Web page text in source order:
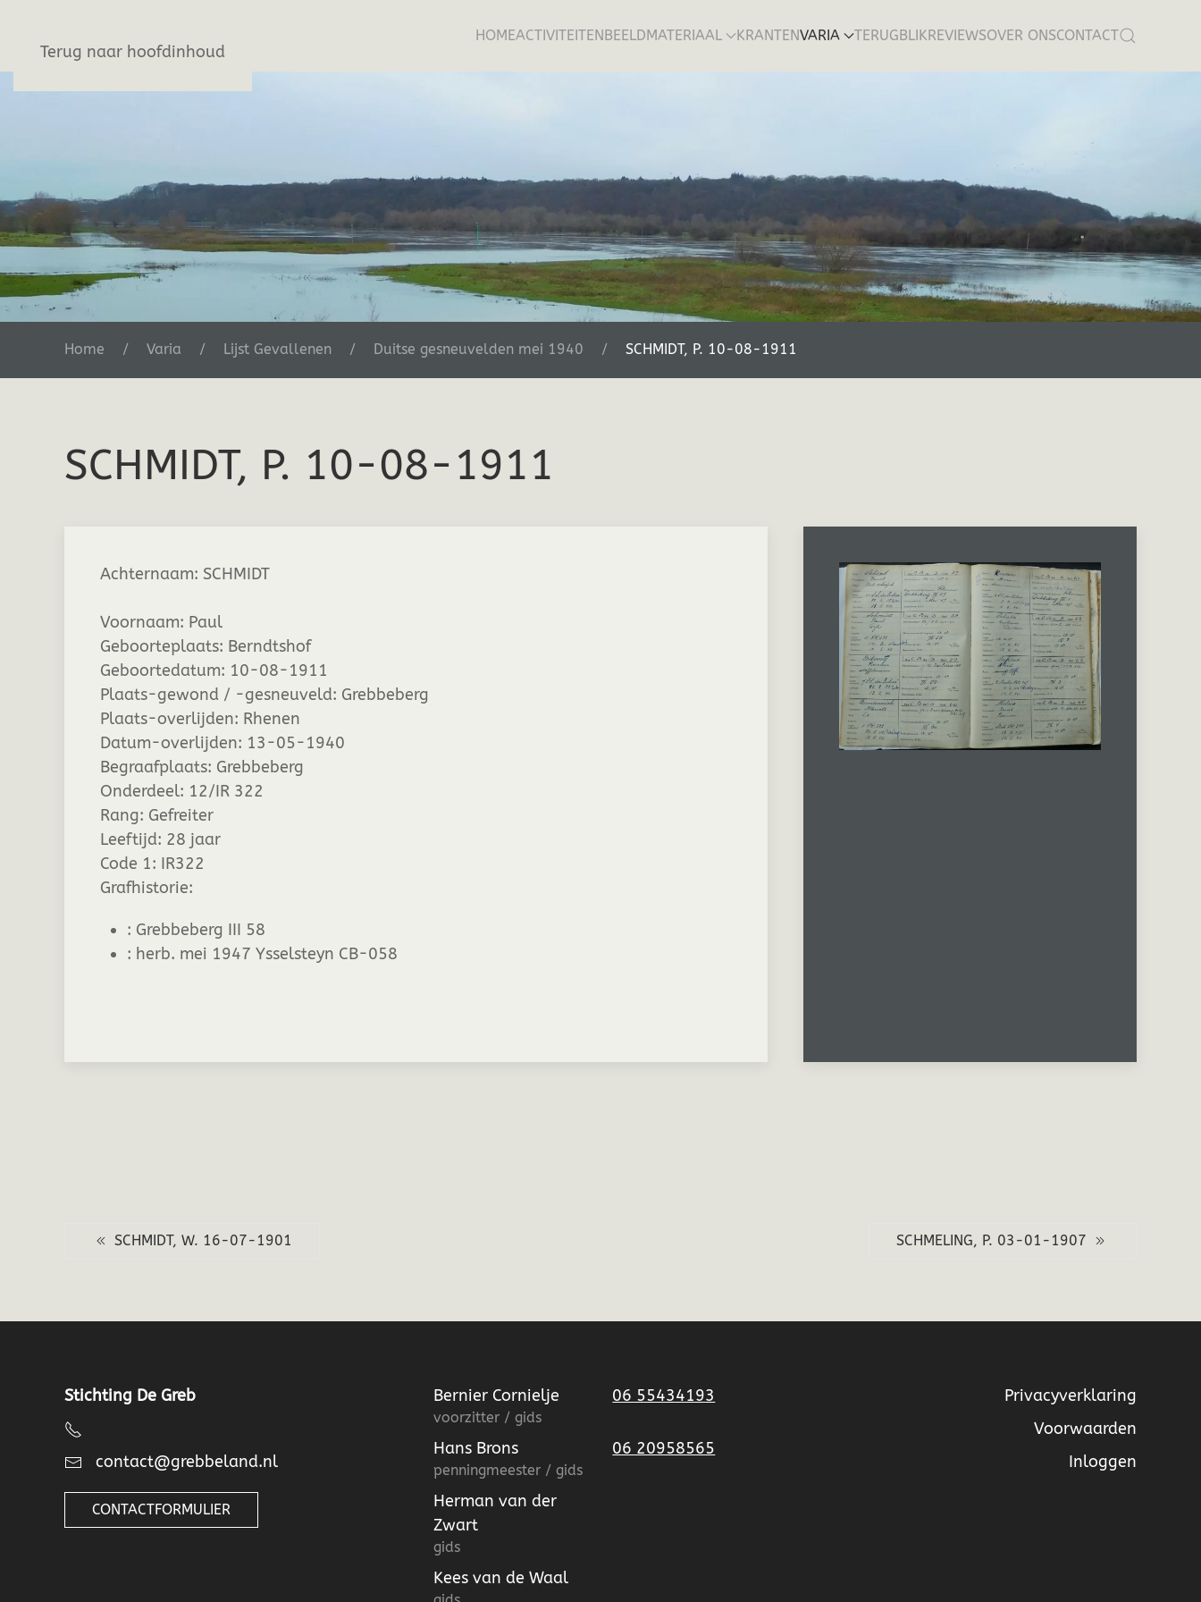
Terug naar hoofdinhoud
HOMEACTIVITEITEN BEELDMATERIAAL KRANTENVARIA TERUGBLIK REVIEWSOVER ONSCONTACT
Home Varia Lijst Gevallenen Duitse gesneuvelden mei 1940 SCHMIDT, P. 10-08-1911
SCHMIDT, P. 10-08-1911
Achternaam: SCHMIDT
Voornaam: Paul
Geboorteplaats: Berndtshof
Geboortedatum: 10-08-1911
Plaats-gewond / -gesneuveld: Grebbeberg
Plaats-overlijden: Rhenen
Datum-overlijden: 13-05-1940
Begraafplaats: Grebbeberg
Onderdeel: 12/IR 322
Rang: Gefreiter
Leeftijd: 28 jaar
Code 1: IR322
Grafhistorie:
: Grebbeberg III 58
: herb. mei 1947 Ysselsteyn CB-058
SCHMIDT, W. 16-07-1901 SCHMELING, P. 03-01-1907
Stichting De Greb
contact@grebbeland.nl
CONTACTFORMULIER
Bernier Cornielje
voorzitter / gids
06 55434193
Hans Brons
penningmeester / gids
06 20958565
Herman van der
Zwart
gids
Kees van de Waal
Privacyverklaring
Voorwaarden
Inloggen